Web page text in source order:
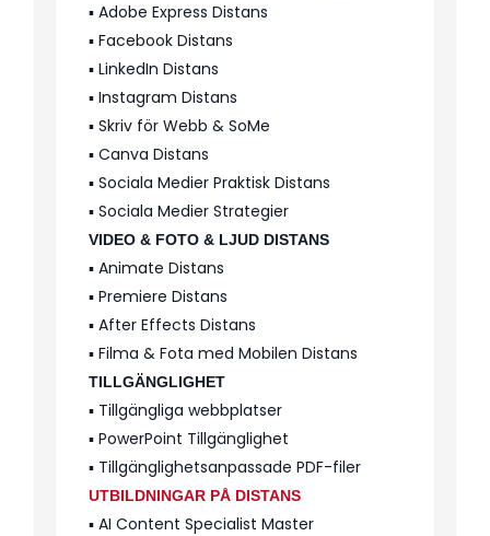
▪️ Adobe Express Distans
▪️ Facebook Distans
▪️ LinkedIn Distans
▪️ Instagram Distans
▪️ Skriv för Webb & SoMe
▪️ Canva Distans
▪️ Sociala Medier Praktisk Distans
▪️ Sociala Medier Strategier
VIDEO & FOTO & LJUD DISTANS
▪️ Animate Distans
▪️ Premiere Distans
▪️ After Effects Distans
▪️ Filma & Fota med Mobilen Distans
TILLGÄNGLIGHET
▪️ Tillgängliga webbplatser
▪️ PowerPoint Tillgänglighet
▪️ Tillgänglighetsanpassade PDF-filer
UTBILDNINGAR PÅ DISTANS
▪️ AI Content Specialist Master